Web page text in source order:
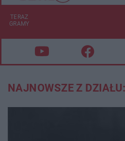
TERAZ
GRAMY
NAJNOWSZE Z DZIAŁU: